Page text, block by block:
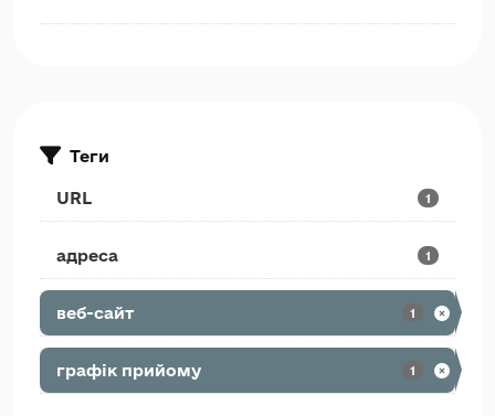
Теги
URL 1
адреса 1
веб-сайт 1
графік прийому 1